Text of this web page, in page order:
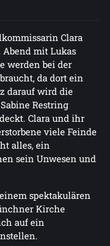
Clara
mit Lukas
werden bei der
da dort ein
darauf wird die
Restring
Clara und ihr
viele Feinde
alles, ein
sein Unwesen und
spektakulären
Kirche
auf ein